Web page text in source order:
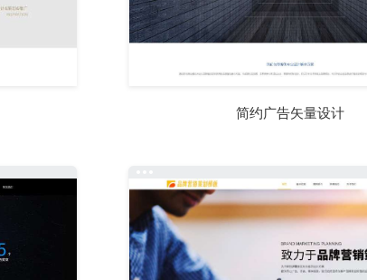
简约广告矢量设计